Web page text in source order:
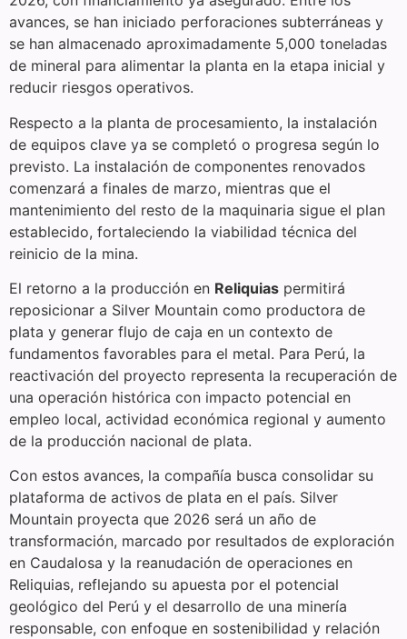
avances, se han iniciado perforaciones subterráneas y
se han almacenado aproximadamente 5,000 toneladas
de mineral para alimentar la planta en la etapa inicial y
reducir riesgos operativos.
Respecto a la planta de procesamiento, la instalación
de equipos clave ya se completó o progresa según lo
previsto. La instalación de componentes renovados
comenzará a finales de marzo, mientras que el
mantenimiento del resto de la maquinaria sigue el plan
establecido, fortaleciendo la viabilidad técnica del
reinicio de la mina.
El retorno a la producción en Reliquias permitirá
reposicionar a Silver Mountain como productora de
plata y generar flujo de caja en un contexto de
fundamentos favorables para el metal. Para Perú, la
reactivación del proyecto representa la recuperación de
una operación histórica con impacto potencial en
empleo local, actividad económica regional y aumento
de la producción nacional de plata.
Con estos avances, la compañía busca consolidar su
plataforma de activos de plata en el país. Silver
Mountain proyecta que 2026 será un año de
transformación, marcado por resultados de exploración
en Caudalosa y la reanudación de operaciones en
Reliquias, reflejando su apuesta por el potencial
geológico del Perú y el desarrollo de una minería
responsable, con enfoque en sostenibilidad y relación